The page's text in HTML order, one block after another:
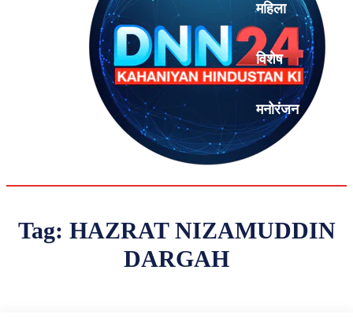
महिला
विशेष
मनोरंजन
Tag: HAZRAT NIZAMUDDIN
DARGAH